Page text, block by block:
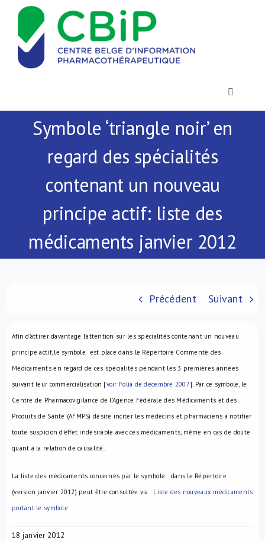
Passer
contenu
Toggle
Actualités
Publications
Contact
Symbole ‘triangle noir’ en
regard des spécialités
contenant un nouveau
principe actif: liste des
médicaments janvier 2012
Précédent Suivant
Afin d’attirer davantage l’attention sur les spécialités contenant un nouveau
principe actif, le symbole est placé dans le Répertoire Commenté des
Médicaments en regard de ces spécialités pendant les 3 premières années
suivant leur commercialisation [voir Folia de décembre 2007]. Par ce symbole, le
Centre de Pharmacovigilance de l’Agence Fédérale des Médicaments et des
Produits de Santé (AFMPS) désire inciter les médecins et pharmaciens à notifier
toute suspicion d’effet indésirable avec ces médicaments, même en cas de doute
quant à la relation de causalité.
La liste des médicaments concernés par le symbole
dans le Répertoire
(version janvier 2012) peut être consultée via : Liste des nouveaux médicaments
portant le symbole
18 janvier 2012